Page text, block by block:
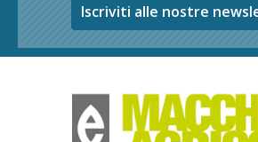
Iscriviti alle nostre